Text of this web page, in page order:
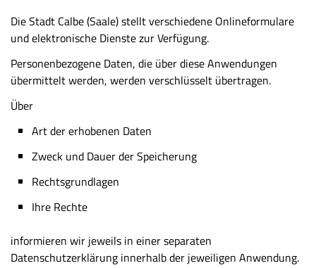
Die Stadt Calbe (Saale) stellt verschiedene Onlineformulare
und elektronische Dienste zur Verfügung.
Personenbezogene Daten, die über diese Anwendungen
übermittelt werden, werden verschlüsselt übertragen.
Über
Art der erhobenen Daten
Zweck und Dauer der Speicherung
Rechtsgrundlagen
Ihre Rechte
informieren wir jeweils in einer separaten
Datenschutzerklärung innerhalb der jeweiligen Anwendung.